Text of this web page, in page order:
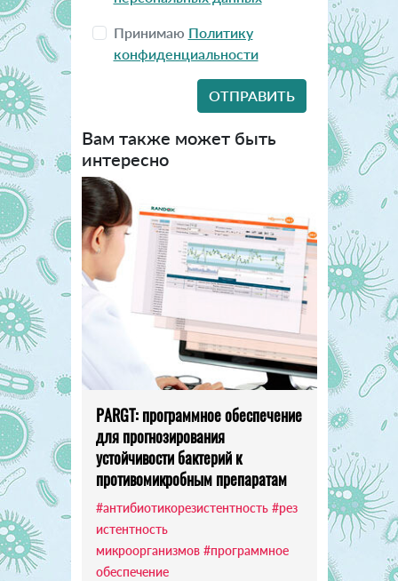
Принимаю Политику
конфиденциальности
Вам также может быть
интересно
PARGT: программное обеспечение
для прогнозирования
устойчивости бактерий к
противомикробным препаратам
#антибиотикорезистентность #рез
истентность
микроорганизмов #программное
обеспечение